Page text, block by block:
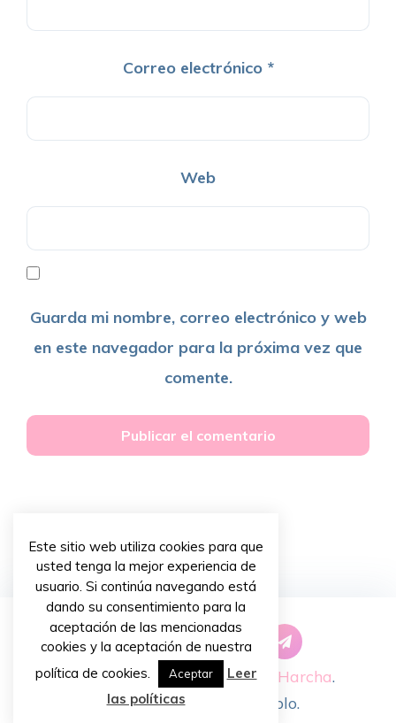
Correo electrónico *
Web
Guarda mi nombre, correo electrónico y web
en este navegador para la próxima vez que
comente.
Copyright © 2026 ~ Priscilla Harcha.
Diseño deChiavassa Pablo.
Este sitio web utiliza cookies para que
usted tenga la mejor experiencia de
usuario. Si continúa navegando está
dando su consentimiento para la
aceptación de las mencionadas
cookies y la aceptación de nuestra
política de cookies.
Aceptar
Leer
las políticas